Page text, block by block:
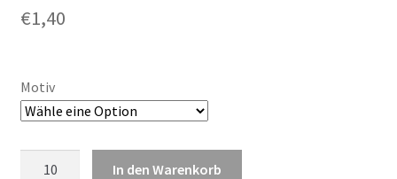
€1,40
Motiv
In den Warenkorb